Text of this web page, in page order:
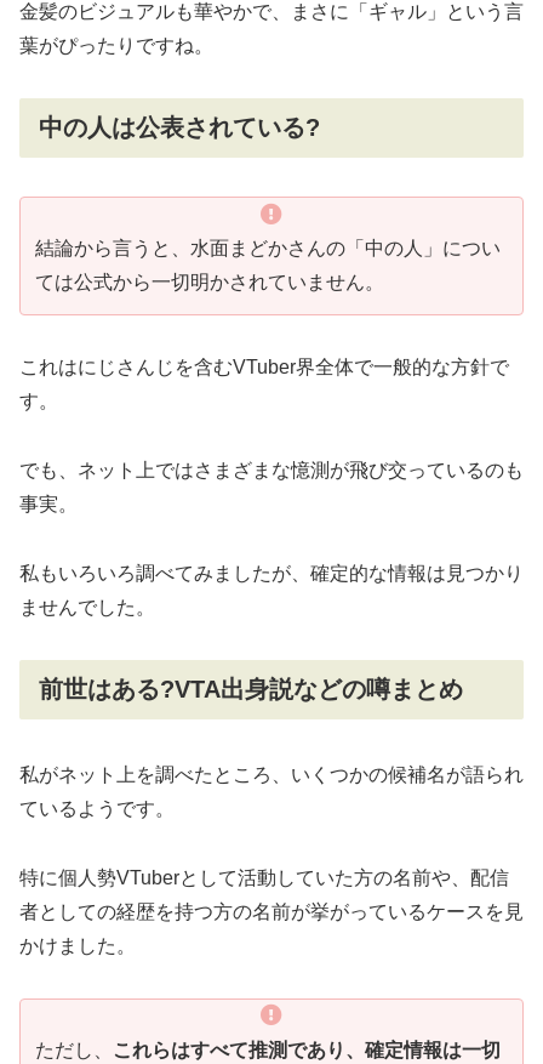
金髪のビジュアルも華やかで、まさに「ギャル」という言
葉がぴったりですね。
中の人は公表されている?
結論から言うと、水面まどかさんの「中の人」につい
ては公式から一切明かされていません。
これはにじさんじを含むVTuber界全体で一般的な方針で
す。
でも、ネット上ではさまざまな憶測が飛び交っているのも
事実。
私もいろいろ調べてみましたが、確定的な情報は見つかり
ませんでした。
前世はある?VTA出身説などの噂まとめ
私がネット上を調べたところ、いくつかの候補名が語られ
ているようです。
特に個人勢VTuberとして活動していた方の名前や、配信
者としての経歴を持つ方の名前が挙がっているケースを見
かけました。
ただし、 これらはすべて推測であり、確定情報は一切